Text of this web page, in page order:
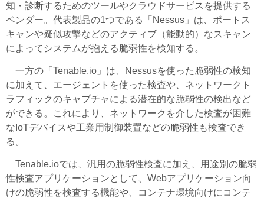
知・診断するためのツールやクラウドサービスを提供する
ベンダー。代表製品の1つである「Nessus」は、ポートス
キャンや疑似攻撃などのアクティブ（能動的）なスキャン
によってシステムが抱える脆弱性を検知する。
一方の「Tenable.io」は、Nessusを使った脆弱性の検知
に加えて、エージェントを使った検査や、ネットワークト
ラフィックのキャプチャによる潜在的な脆弱性の検出など
ができる。これにより、ネットワークを介した検査が困難
なIoTデバイスや工業用制御装置などの脆弱性も検査でき
る。
Tenable.ioでは、汎用の脆弱性検査に加え、用途別の脆弱
性検査アプリケーションとして、Webアプリケーション向
けの脆弱性を検査する機能や、コンテナ環境向けにコンテ